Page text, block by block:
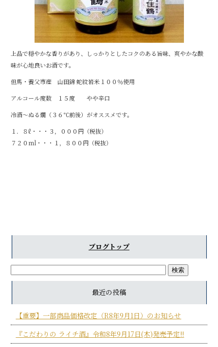
上品で穏やかな香りがあり、しっかりとしたコクのある旨味、爽やかな酸
味が心地良いお酒です。
但馬・養父市産 山田錦 蛇紋岩米１００％使用
アルコール度数 １５度 やや辛口
冷酒～ぬる燗（３６℃前後）がオススメです。
１．８ℓ・・・３，０００円（税抜）
７２０ml・・・１，８００円（税抜）
ブログトップ
最近の投稿
【重要】一部商品価格改定（R8年9月1日）のお知らせ
『こだわりの ライチ酒』令和8年9月17日(木)発売予定!!